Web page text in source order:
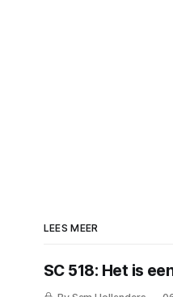
LEES MEER
SC 518: Het is